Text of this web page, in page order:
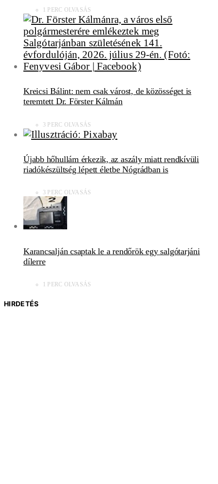
1 PERC OLVASÁS
Kreicsi Bálint: nem csak várost, de közösséget is
teremtett Dr. Förster Kálmán
3 PERC OLVASÁS
Újabb hőhullám érkezik, az aszály miatt rendkívüli
riadókészültség lépett életbe Nógrádban is
3 PERC OLVASÁS
Karancsalján csaptak le a rendőrök egy salgótarjáni
dílerre
1 PERC OLVASÁS
HIRDETÉS